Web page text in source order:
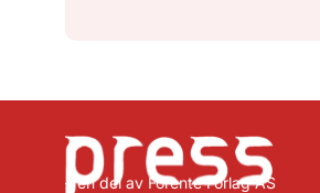
– en del av Forente Forlag AS